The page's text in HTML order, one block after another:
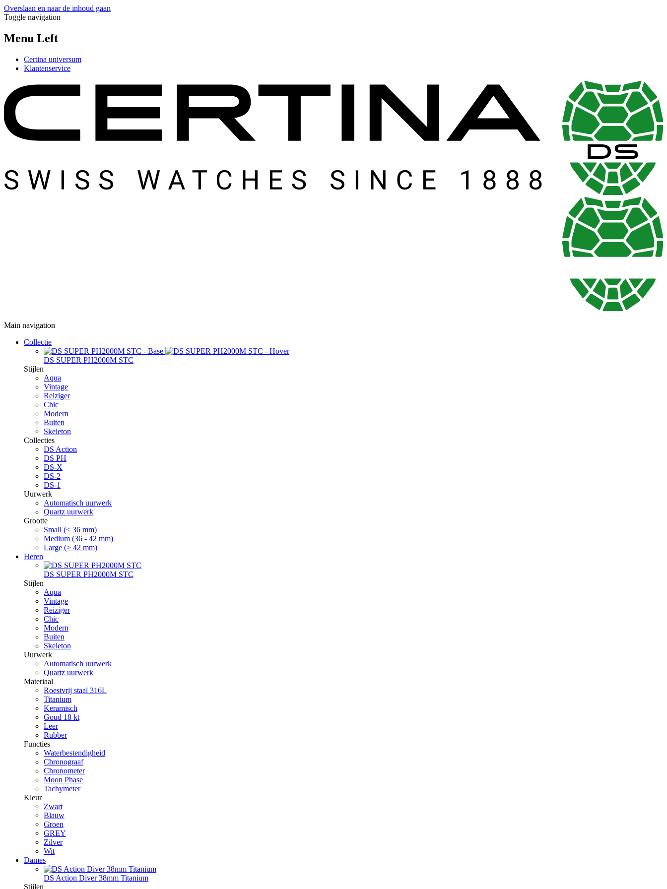
Overslaan en naar de inhoud gaan
Toggle navigation
Menu Left
Certina universum
Klantenservice
Main navigation
Collectie
DS SUPER PH2000M STC
Stijlen
Aqua
Vintage
Reiziger
Chic
Modern
Buiten
Skeleton
Collecties
DS Action
DS PH
DS-X
DS-2
DS-1
Uurwerk
Automatisch uurwerk
Quartz uurwerk
Grootte
Small (< 36 mm)
Medium (36 - 42 mm)
Large (> 42 mm)
Heren
DS SUPER PH2000M STC
Stijlen
Aqua
Vintage
Reiziger
Chic
Modern
Buiten
Skeleton
Uurwerk
Automatisch uurwerk
Quartz uurwerk
Materiaal
Roestvrij staal 316L
Titanium
Keramisch
Goud 18 kt
Leer
Rubber
Functies
Waterbestendigheid
Chronograaf
Chronometer
Moon Phase
Tachymeter
Kleur
Zwart
Blauw
Groen
GREY
Zilver
Wit
Dames
DS Action Diver 38mm Titanium
Stijlen